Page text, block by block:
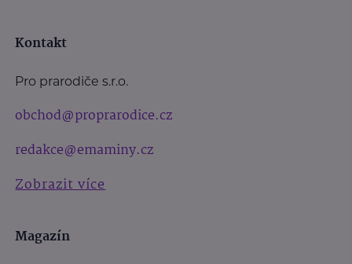
Kontakt
Pro prarodiče s.r.o.
obchod@proprarodice.cz
redakce@emaminy.cz
Zobrazit více
Magazín